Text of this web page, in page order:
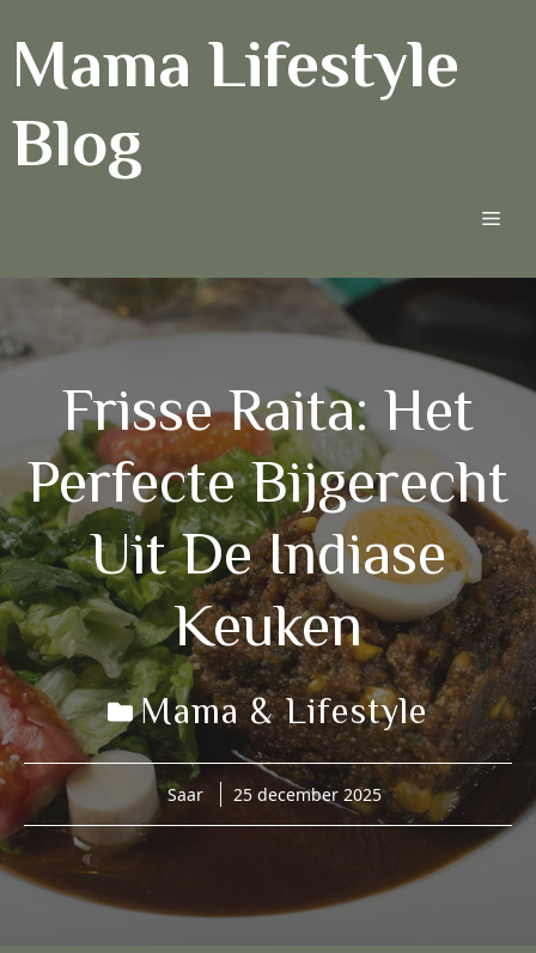
naarMama Lifestyle
Blog
Frisse Raita: Het
Perfecte Bijgerecht
Uit De Indiase
Keuken
Mama & Lifestyle
Saar 25 december 2025